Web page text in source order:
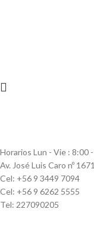
Horarios Lun - Vie : 8:00
Av. José Luis Caro nº
Cel: +56 9 3449 7094
Cel: +56 9 6262 5555
Tel: 227090205